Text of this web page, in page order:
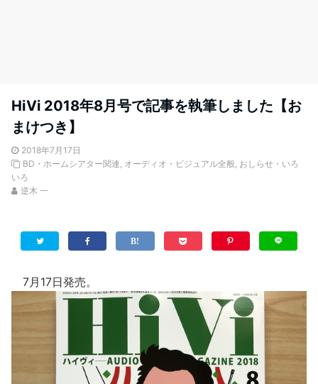
HiVi 2018年8月号で記事を執筆しました【お
まけつき】
2018年7月17日
BD・ホームシアター関連, オーディオ・ビジュアル全般, おしらせ・いろ
いろ
逆木 一
7月17日発売。